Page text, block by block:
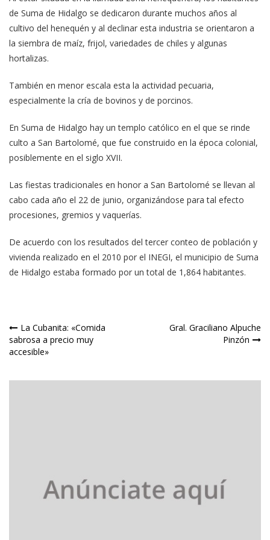
de Suma de Hidalgo se dedicaron durante muchos años al
cultivo del henequén y al declinar esta industria se orientaron a
la siembra de maíz, frijol, variedades de chiles y algunas
hortalizas.
También en menor escala esta la actividad pecuaria,
especialmente la cría de bovinos y de porcinos.
En Suma de Hidalgo hay un templo católico en el que se rinde
culto a San Bartolomé, que fue construido en la época colonial,
posiblemente en el siglo XVII.
Las fiestas tradicionales en honor a San Bartolomé se llevan al
cabo cada año el 22 de junio, organizándose para tal efecto
procesiones, gremios y vaquerías.
De acuerdo con los resultados del tercer conteo de población y
vivienda realizado en el 2010 por el INEGI, el municipio de Suma
de Hidalgo estaba formado por un total de 1,864 habitantes.
Navegación
de
La Cubanita: «Comida
sabrosa a precio muy
accesible»
Gral. Graciliano Alpuche
Pinzón